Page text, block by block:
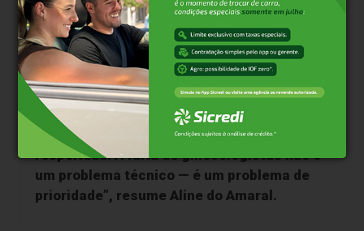
básica fragilizada e a ausência de políticas efetivas
para atrair e manter especialistas,as mulheres
seguem à própria sorte — entre filas,
cancelamentos e o silêncio do poder público.
“A mulher precisa ser ouvida, cuidada e
respeitada. A falta de ginecologistas não é
um problema técnico — é um problema de
prioridade”, resume Aline do Amaral.